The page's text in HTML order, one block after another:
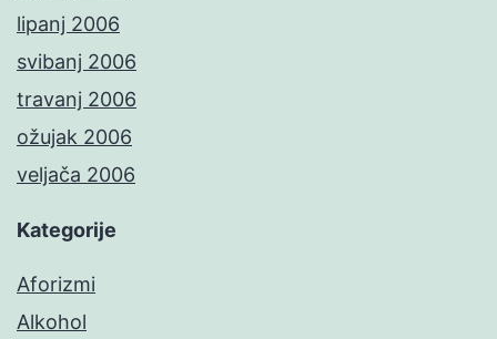
lipanj 2006
svibanj 2006
travanj 2006
ožujak 2006
veljača 2006
Kategorije
Aforizmi
Alkohol